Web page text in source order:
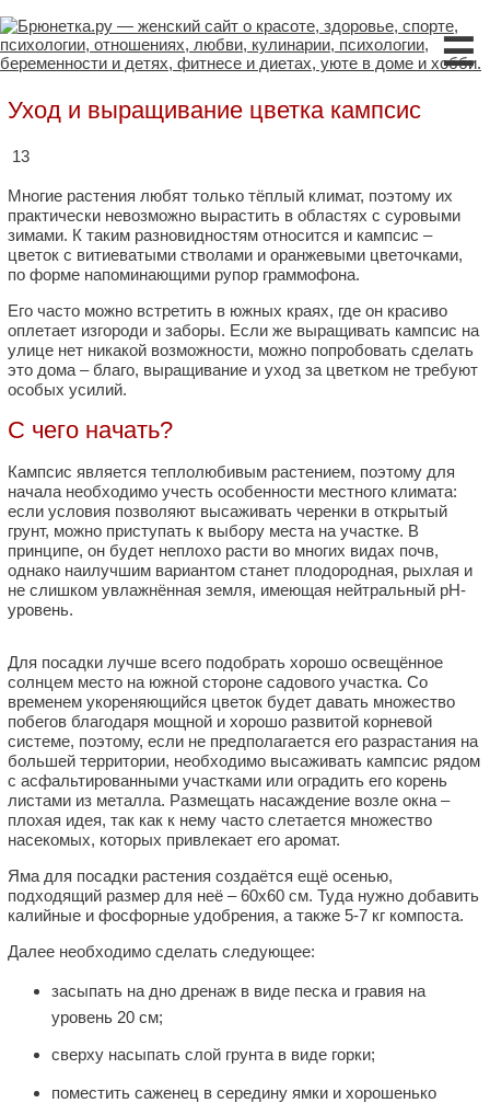
☰
Уход и выращивание цветка кампсис
13
Многие растения любят только тёплый климат, поэтому их
практически невозможно вырастить в областях с суровыми
зимами. К таким разновидностям относится и кампсис –
цветок с витиеватыми стволами и оранжевыми цветочками,
по форме напоминающими рупор граммофона.
Его часто можно встретить в южных краях, где он красиво
оплетает изгороди и заборы. Если же выращивать кампсис на
улице нет никакой возможности, можно попробовать сделать
это дома – благо, выращивание и уход за цветком не требуют
особых усилий.
С чего начать?
Кампсис является теплолюбивым растением, поэтому для
начала необходимо учесть особенности местного климата:
если условия позволяют высаживать черенки в открытый
грунт, можно приступать к выбору места на участке. В
принципе, он будет неплохо расти во многих видах почв,
однако наилучшим вариантом станет плодородная, рыхлая и
не слишком увлажнённая земля, имеющая нейтральный pH-
уровень.
Для посадки лучше всего подобрать хорошо освещённое
солнцем место на южной стороне садового участка. Со
временем укореняющийся цветок будет давать множество
побегов благодаря мощной и хорошо развитой корневой
системе, поэтому, если не предполагается его разрастания на
большей территории, необходимо высаживать кампсис рядом
с асфальтированными участками или оградить его корень
листами из металла. Размещать насаждение возле окна –
плохая идея, так как к нему часто слетается множество
насекомых, которых привлекает его аромат.
Яма для посадки растения создаётся ещё осенью,
подходящий размер для неё – 60х60 см. Туда нужно добавить
калийные и фосфорные удобрения, а также 5-7 кг компоста.
Далее необходимо сделать следующее:
засыпать на дно дренаж в виде песка и гравия на
уровень 20 см;
сверху насыпать слой грунта в виде горки;
поместить саженец в середину ямки и хорошенько